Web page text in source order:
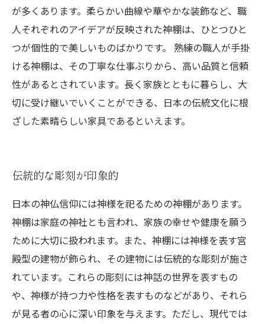
が多くあります。柔らかい曲線や華やかな装飾など、職
人それぞれのアイデアが反映された神棚は、ひとつひと
つが個性的で美しいものばかりです。 熟練の職人が手掛
ける神棚は、その丁寧な仕事ぶりから、高い品質と信頼
性があるとされています。長く家族とともに暮らし、大
切に受け継いでいくことができる、日本の伝統文化に根
ざした素晴らしい家具であるといえます。
伝統的な彫刻が印象的
日本の神仏信仰には神様を祀るための神棚があります。
神棚は家庭の神社とも言われ、家族の幸せや健康を願う
ために大切に扱われます。また、神棚には神様を表す宮
殿型の建物が飾られ、その建物には伝統的な彫刻が施さ
れています。これらの彫刻には神話の世界を表すもの
や、神様が持つ力や性格を表すものなどがあり、それら
が見る者の心に深い印象を与えます。ただし、現代では